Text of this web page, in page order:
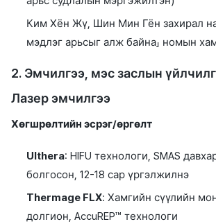
Ким Хён Жү, Шин Мин Гён захирал
мэдлэг арьсыг алж байна」 номын
2. Эмчилгээ, мэс заслын
Лазер эмчилгээ
Хөгшрөлтийн эсрэг/өргөлт
Ulthera: HIFU технологи, SMAS
болгосон, 12-18 сар үргэлжилнэ
Thermage FLX: Хамгийн сүүлийн
долгион, AccuREP™ технологи